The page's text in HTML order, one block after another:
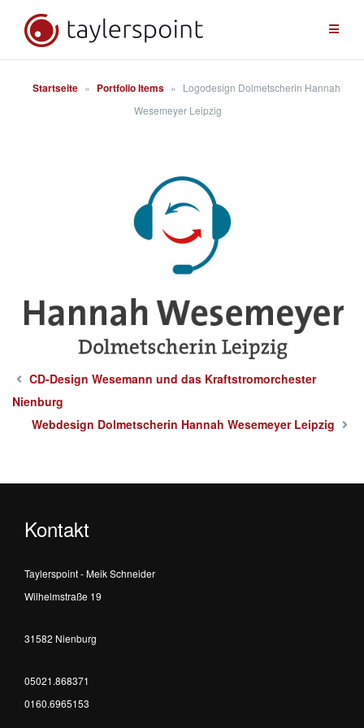
Inhalt
springen
Startseite » Portfolio Items » Logodesign Dolmetscherin Hannah
Wesemeyer Leipzig
CD-Design Wesemann und das Kraftstromorchester
Nienburg
Webdesign Dolmetscherin Hannah Wesemeyer Leipzig
Kontakt
Taylerspoint - Meik Schneider
Wilhelmstraße 19
31582 Nienburg
05021.868371
0160.6965153